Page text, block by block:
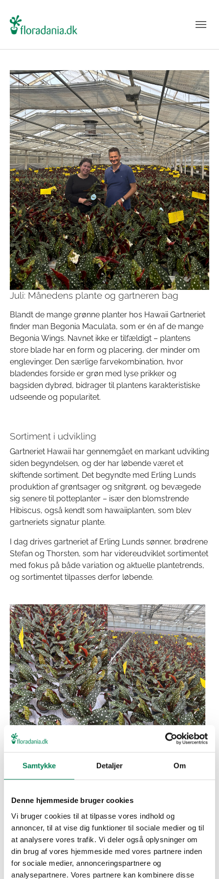
Samtykke Detaljer Om
Denne hjemmeside bruger cookies
Vi bruger cookies til at tilpasse vores indhold og
annoncer, til at vise dig funktioner til sociale medier og til
at analysere vores trafik. Vi deler også oplysninger om
din brug af vores hjemmeside med vores partnere inden
for sociale medier, annonceringspartnere og
analysepartnere. Vores partnere kan kombinere disse
Juli: Månedens plante og gartneren bag
Blandt de mange grønne planter hos Hawaii Gartneriet
finder man Begonia Maculata, som er én af de mange
Begonia Wings. Navnet ikke er tilfældigt – plantens
store blade har en form og placering, der minder om
englevinger. Den særlige farvekombination, hvor
bladendes forside er grøn med lyse prikker og
bagsiden dybrød, bidrager til plantens karakteristiske
udseende og popularitet.
Sortiment i udvikling
Gartneriet Hawaii har gennemgået en markant udvikling
siden begyndelsen, og der har løbende været et
skiftende sortiment. Det begyndte med Erling Lunds
produktion af grøntsager og snitgrønt, og bevægede
sig senere til potteplanter – især den blomstrende
Hibiscus, også kendt som hawaiiplanten, som blev
gartneriets signatur plante.
I dag drives gartneriet af Erling Lunds sønner, brødrene
Stefan og Thorsten, som har videreudviklet sortimentet
med fokus på både variation og aktuelle plantetrends,
og sortimentet tilpasses derfor løbende.
Gamle sorter med ny relevans
Mange af sorterne var en populær trend for omkring
disse gamle sorter er Begonia Maculata, som er en
ældre sort, der er blevet populær igen, og gartneriet
har i dag en stor kultur af Begonia Wings.
”Det er en bedstemorkultur. Det har været en gammel
kultur, som nu er kommet op igen”forklarer Luisa fra
gartneriets Salg og Marketings afdeling.